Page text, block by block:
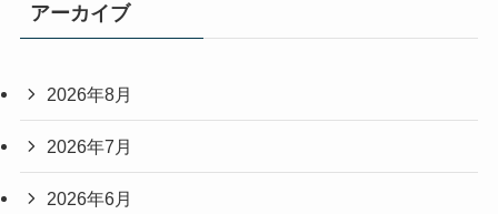
アーカイブ
2026年8月
2026年7月
2026年6月